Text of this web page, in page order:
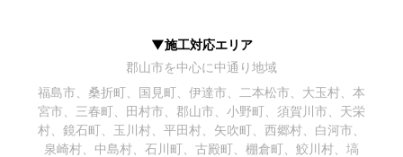
▼施工対応エリア
郡山市を中心に中通り地域
福島市、桑折町、国見町、伊達市、二本松市、大玉村、本
宮市、三春町、田村市、郡山市、小野町、須賀川市、天栄
村、鏡石町、玉川村、平田村、矢吹町、西郷村、白河市、
泉崎村、中島村、石川町、古殿町、棚倉町、鮫川村、塙